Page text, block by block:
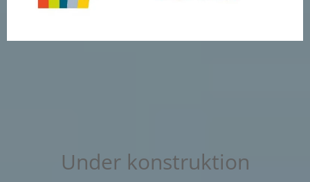
Under konstruktion